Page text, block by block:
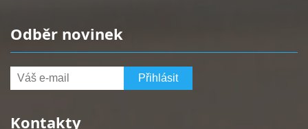
Odběr novinek
Kontakty